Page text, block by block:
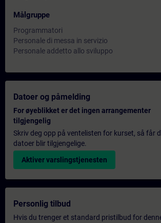
Målgruppe
Programmatori
Personale di messa in servizio
Personale addetto allo sviluppo
Datoer og påmelding
For øyeblikket er det ingen arrangementer
tilgjengelig
Skriv deg opp på ventelisten for kurset, så får
datoer blir tilgjengelige.
Aktiver varslingstjenesten
Personlig tilbud
Hvis du trenger et standard pristilbud for